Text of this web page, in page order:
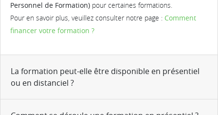
Personnel de Formation) pour certaines formations.
Pour en savoir plus, veuillez consulter notre page : Comment
financer votre formation ?
La formation peut-elle être disponible en présentiel
ou en distanciel ?